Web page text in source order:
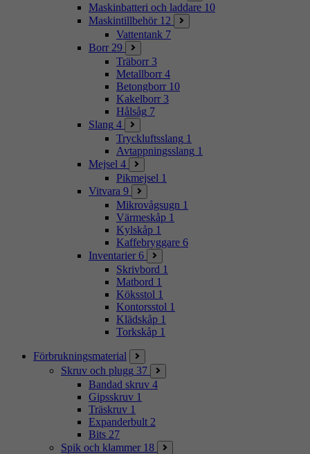
Maskinbatteri och laddare 10
Maskintillbehör 12
Vattentank 7
Borr 29
Träborr 3
Metallborr 4
Betongborr 10
Kakelborr 3
Hålsåg 7
Slang 4
Tryckluftsslang 1
Avtappningsslang 1
Mejsel 4
Pikmejsel 1
Vitvara 9
Mikrovågsugn 1
Värmeskåp 1
Kylskåp 1
Kaffebryggare 6
Inventarier 6
Skrivbord 1
Matbord 1
Köksstol 1
Kontorsstol 1
Klädskåp 1
Torkskåp 1
Förbrukningsmaterial
Skruv och plugg 37
Bandad skruv 4
Gipsskruv 1
Träskruv 1
Expanderbult 2
Bits 27
Spik och klammer 18